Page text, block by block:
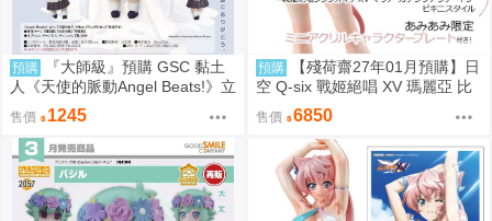
預購
『大師級』預購 GSC 黏土
人《天使的脈動Angel Beats!》立
華奏 再販
售價 1245
預購
【殘荷齋27年01月預購】日
空 Q-six 戰姬絕唱 XV 瑪麗亞 比
基尼Ver 1/7 一般版
售價 6850